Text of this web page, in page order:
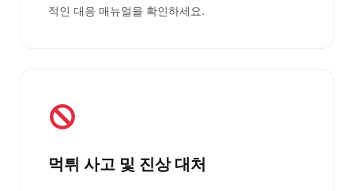
적인 대응 매뉴얼을 확인하세요.
먹튀 사고 및 진상 대처